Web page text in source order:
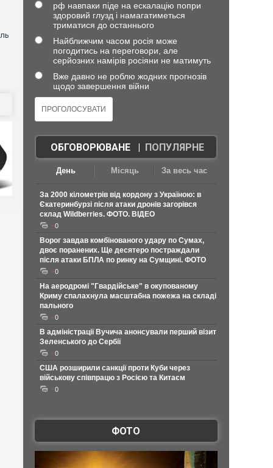
рф навпаки піде на ескалацію попри
здоровий глузд і намагатиметься
триматися до останнього
Найближчим часом росія може
погодитись на переговори, але
серйозних намірів росіяни не матимуть
Вже давно не роблю жодних прогнозів
щодо завершення війни
ОБГОВОРЮВАНЕ| ПОПУЛЯРНЕ
День Місяць За весь час
За 2000 кілометрів від кордону з Україною: в
Єкатеринбурзі після атаки дронів загорівся
склад Wildberries. ФОТО. ВІДЕО
0
Ворог завдав комбінованого удару по Сумах,
двоє поранених. Ще десятеро постраждали
після атаки БПЛА по ринку на Сумщині. ФОТО
0
На аеродромі "Гвардійське" в окупованому
Криму спалахнула масштабна пожежа на складі
пального
0
В адміністрації Вучича анонсували перший візит
Зеленського до Сербії
0
США розширили санкції проти Куби через
військову співпрацю з Росією та Китаєм
0
ФОТО